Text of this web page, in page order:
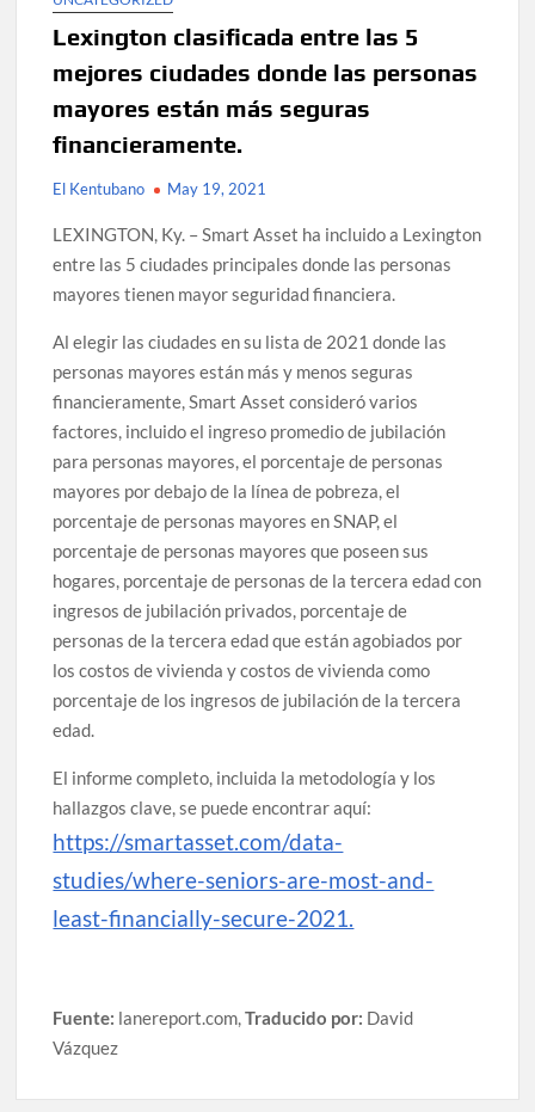
Lexington clasificada entre las 5
mejores ciudades donde las personas
mayores están más seguras
financieramente.
El Kentubano May 19, 2021
LEXINGTON, Ky. – Smart Asset ha incluido a Lexington
entre las 5 ciudades principales donde las personas
mayores tienen mayor seguridad financiera.
Al elegir las ciudades en su lista de 2021 donde las
personas mayores están más y menos seguras
financieramente, Smart Asset consideró varios
factores, incluido el ingreso promedio de jubilación
para personas mayores, el porcentaje de personas
mayores por debajo de la línea de pobreza, el
porcentaje de personas mayores en SNAP, el
porcentaje de personas mayores que poseen sus
hogares, porcentaje de personas de la tercera edad con
ingresos de jubilación privados, porcentaje de
personas de la tercera edad que están agobiados por
los costos de vivienda y costos de vivienda como
porcentaje de los ingresos de jubilación de la tercera
edad.
El informe completo, incluida la metodología y los
hallazgos clave, se puede encontrar aquí:
https://smartasset.com/data-
studies/where-seniors-are-most-and-
least-financially-secure-2021.
Fuente: lanereport.com,Traducido por: David
Vázquez